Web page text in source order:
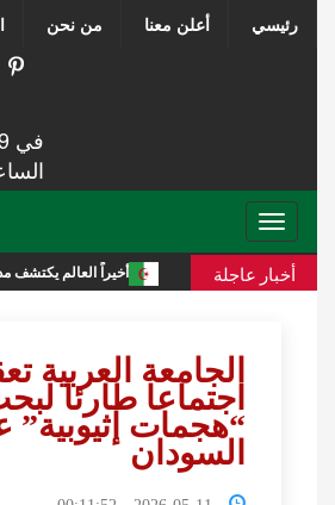
رئيسي أعلن معنا من نحن
الساعة
Toggle
navigation
أخبار عاجلة أخيراً العالم يكتشف مدينة سبتة
الجامعة العربية
اجتماعا طارئا
“هجمات إثيوبية”
السودان